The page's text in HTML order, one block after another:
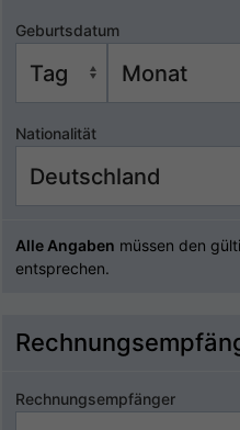
Geburtsdatum
Nationalität
Alle Angaben müssen den
entsprechen.
Rechnungsempfänger